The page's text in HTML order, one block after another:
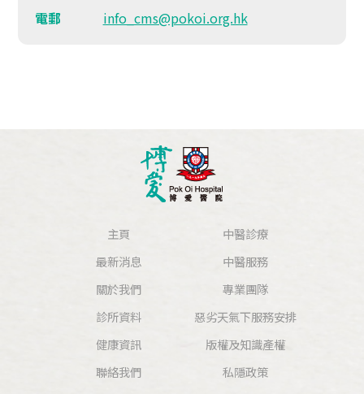
電郵
info_cms@pokoi.org.hk
主頁
最新消息
關於我們
中醫診療
中醫服務
專業團隊
診所資料
健康資訊
聯絡我們
惡劣天氣下服務安排
版權及知識產權
私隱政策